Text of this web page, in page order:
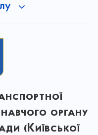
органу
(Київської